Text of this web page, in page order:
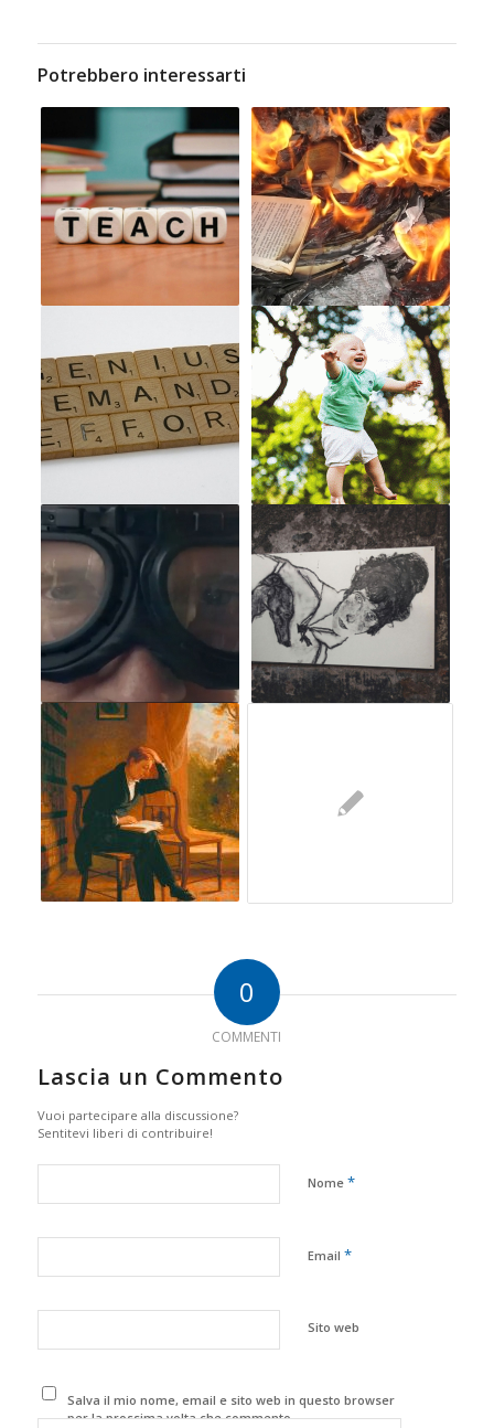
Potrebbero interessarti
0
COMMENTI
Lascia un Commento
Vuoi partecipare alla discussione?
Sentitevi liberi di contribuire!
Nome *
Email *
Sito web
Salva il mio nome, email e sito web in questo browser
per la prossima volta che commento.